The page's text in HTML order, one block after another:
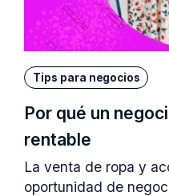
Tips para negocios
Por qué un
rentable
La venta de ropa y
oportunidad de